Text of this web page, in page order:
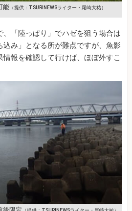
能（提供：TSURINEWSライター・尾崎大祐）
「陸っぱり」でハゼを狙う場合は
込み」となる所が難点ですが、魚影
報を確認して行けば、ほぼ外すこ